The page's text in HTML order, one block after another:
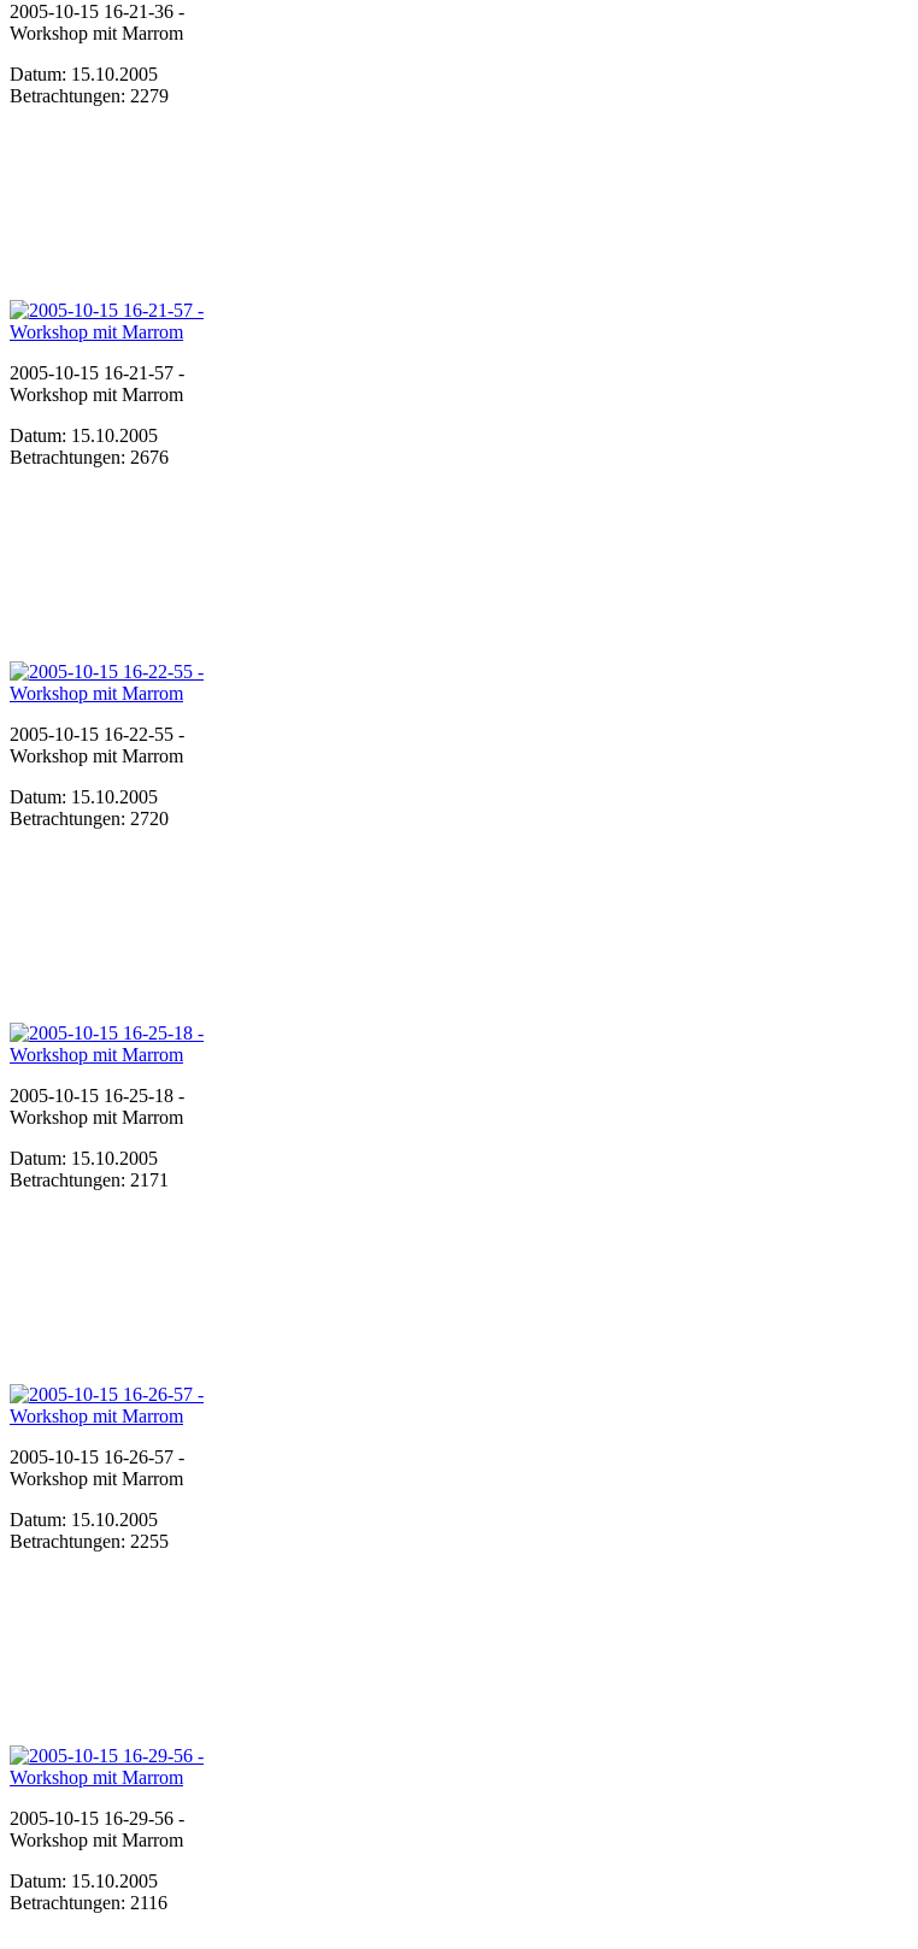
2005-10-15 16-21-36 -
Workshop mit Marrom
Datum: 15.10.2005
Betrachtungen: 2279
2005-10-15 16-21-57 -
Workshop mit Marrom
Datum: 15.10.2005
Betrachtungen: 2676
2005-10-15 16-22-55 -
Workshop mit Marrom
Datum: 15.10.2005
Betrachtungen: 2720
2005-10-15 16-25-18 -
Workshop mit Marrom
Datum: 15.10.2005
Betrachtungen: 2171
2005-10-15 16-26-57 -
Workshop mit Marrom
Datum: 15.10.2005
Betrachtungen: 2255
2005-10-15 16-29-56 -
Workshop mit Marrom
Datum: 15.10.2005
Betrachtungen: 2116